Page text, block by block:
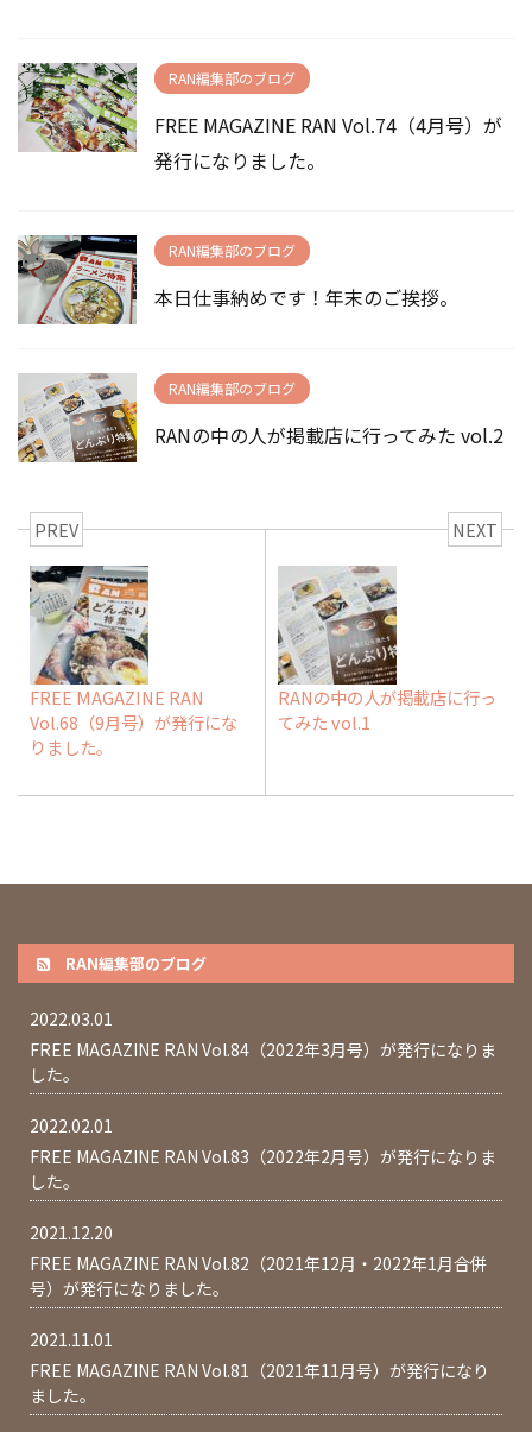
RAN編集部のブログ
FREE MAGAZINE RAN Vol.74（4月号）が
発行になりました。
RAN編集部のブログ
本日仕事納めです！年末のご挨拶。
RAN編集部のブログ
RANの中の人が掲載店に行ってみた vol.2
PREV
FREE MAGAZINE RAN
Vol.68（9月号）が発行にな
りました。
NEXT
RANの中の人が掲載店に行っ
てみた vol.1
RAN編集部のブログ
2022.03.01
FREE MAGAZINE RAN Vol.84（2022年3月号）が発行になりま
した。
2022.02.01
FREE MAGAZINE RAN Vol.83（2022年2月号）が発行になりま
した。
2021.12.20
FREE MAGAZINE RAN Vol.82（2021年12月・2022年1月合併
号）が発行になりました。
2021.11.01
FREE MAGAZINE RAN Vol.81（2021年11月号）が発行になり
ました。